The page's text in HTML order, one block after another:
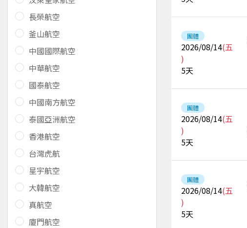
長榮航空
釜山航空
中國國際航空
中華航空
國泰航空
中國南方航空
泰國亞洲航空
香港航空
台灣虎航
星宇航空
大韓航空
真航空
廈門航空
團體
2026/08/14(五
)
5天
團體
2026/08/14(五
)
5天
團體
2026/08/14(五
)
5天